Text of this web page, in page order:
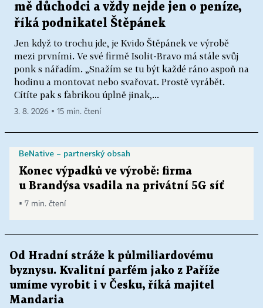
mě důchodci a vždy nejde jen o peníze,
říká podnikatel Štěpánek
Jen když to trochu jde, je Kvido Štěpánek ve výrobě
mezi prvními. Ve své firmě Isolit-Bravo má stále svůj
ponk s nářadím. „Snažím se tu být každé ráno aspoň na
hodinu a montovat nebo svařovat. Prostě vyrábět.
Cítíte pak s fabrikou úplně jinak,...
3. 8. 2026 ▪ 15 min. čtení
BeNative – partnerský obsah
Konec výpadků ve výrobě: firma
u Brandýsa vsadila na privátní 5G síť
▪ 7 min. čtení
Od Hradní stráže k půlmiliardovému
byznysu. Kvalitní parfém jako z Paříže
umíme vyrobit i v Česku, říká majitel
Mandaria